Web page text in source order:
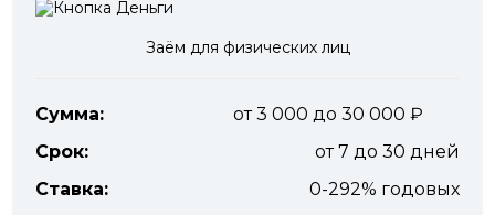
Заём для физических лиц
Сумма:
от 3 000 до 30 000
Срок:
от 7 до 30 дней
Ставка:
0-292% годовых